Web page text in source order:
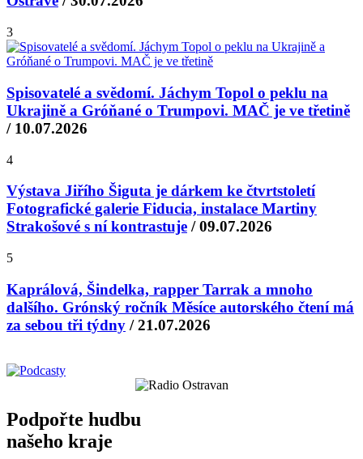
3
Spisovatelé a svědomí. Jáchym Topol o peklu na
Ukrajině a Gróňané o Trumpovi. MAČ je ve třetině
/ 10.07.2026
4
Výstava Jiřího Šiguta je dárkem ke čtvrtstoletí
Fotografické galerie Fiducia, instalace Martiny
Strakošové s ní kontrastuje / 09.07.2026
5
Kaprálová, Šindelka, rapper Tarrak a mnoho
dalšího. Grónský ročník Měsíce autorského čtení má
za sebou tři týdny / 21.07.2026
Podpořte hudbu
našeho kraje